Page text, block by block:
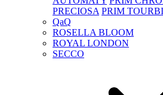
PRECIOSA PRIM
QaQ
ROSELLA BLOOM
ROYAL LONDON
SECCO